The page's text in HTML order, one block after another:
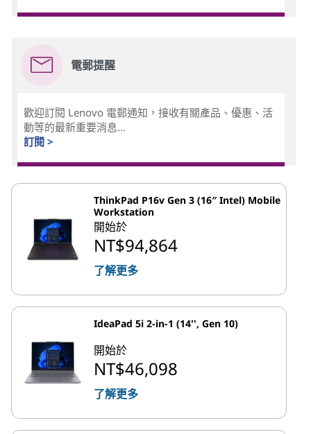
電郵提醒
歡迎訂閱 Lenovo 電郵通知，接收有關產品、優惠、活
動等的最新重要消息...
訂閱 >
ThinkPad P16v Gen 3 (16″ Intel) Mobile
Workstation
開始於
NT$94,864
了解更多
IdeaPad 5i 2-in-1 (14'', Gen 10)
開始於
NT$46,098
了解更多